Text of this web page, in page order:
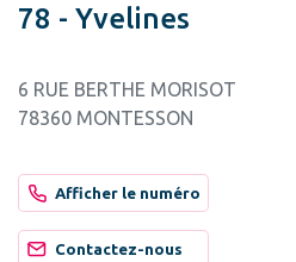
78 - Yvelines
6 RUE BERTHE MORISOT
78360 MONTESSON
Afficher le numéro
Contactez-nous